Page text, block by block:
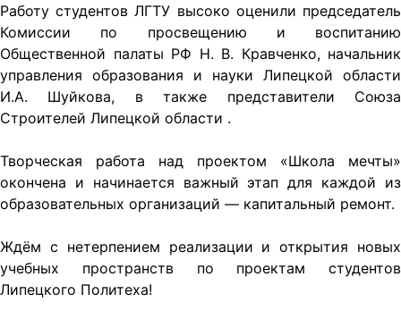
Работу студентов ЛГТУ высоко оценили председатель
Комиссии по просвещению и воспитанию
Общественной палаты РФ Н. В. Кравченко, начальник
управления образования и науки Липецкой области
И.А. Шуйкова, в также представители Союза
Строителей Липецкой области .
Творческая работа над проектом «Школа мечты»
окончена и начинается важный этап для каждой из
образовательных организаций — капитальный ремонт.
Ждём с нетерпением реализации и открытия новых
учебных пространств по проектам студентов
Липецкого Политеха!